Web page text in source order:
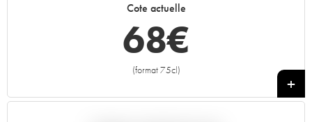
Cote actuelle
68€
(format 75cl)
+